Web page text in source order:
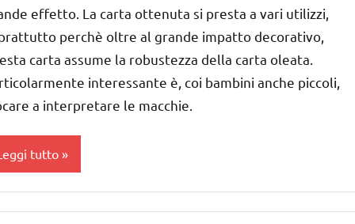
Natale
GLI
ETA'
effetto. La carta ottenuta si presta a vari utilizzi,
perchè oltre al grande impatto decorativo,
carta assume la robustezza della carta oleata.
interessante è, coi bambini anche piccoli,
a interpretare le macchie.
tutto